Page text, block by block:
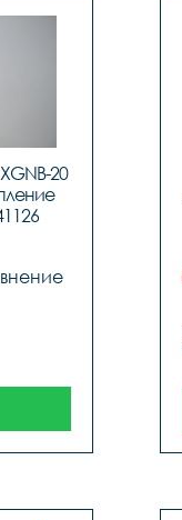
20